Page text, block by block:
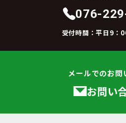
076-
受付時間：平日9：
メールでのお問
お問い